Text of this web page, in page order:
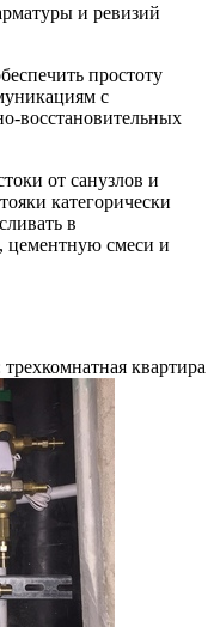
и ревизий
простоту
с
восстановительных
от санузлов и
категорически
в
цементную смеси и
квартира